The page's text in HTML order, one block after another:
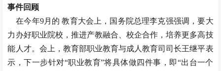
事件回顾
在今年9月的 教育大会上，国务院总理李克强强调，要大
力办好职业院校，推进产教融合、校企合作，培养更多高技
能人才。会上，教育部职业教育与成人教育司司长王继平表
示，下一步针对“职业教育”将具体做四件事，即“出台一个